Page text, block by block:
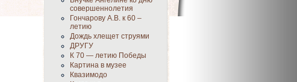
совершеннолетия
Гончарову А.В. к 60 –
летию
Дождь хлещет струями
ДРУГУ
К 70 — летию Победы
Картина в музее
Квазимодо